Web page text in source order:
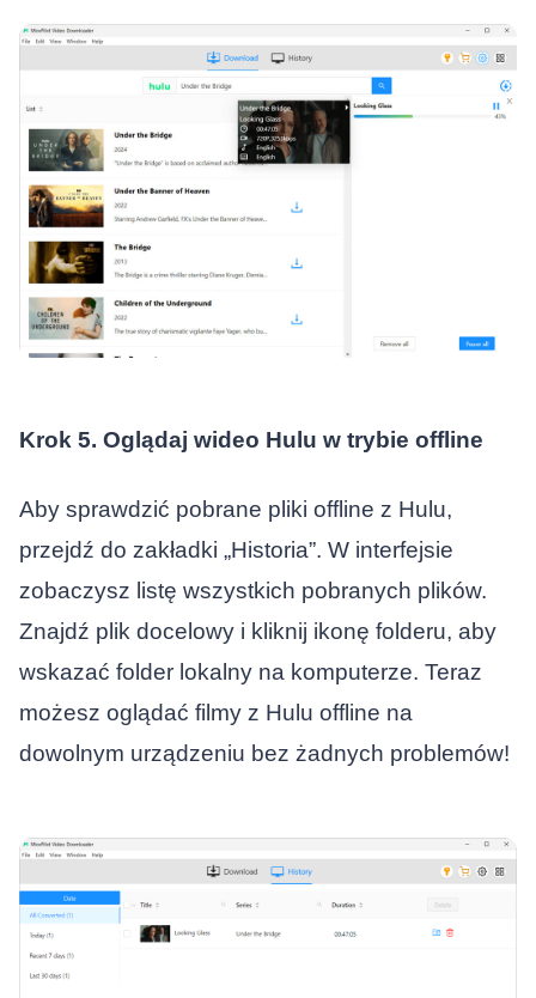
Krok 5. Oglądaj wideo Hulu w trybie offline
Aby sprawdzić pobrane pliki offline z Hulu,
przejdź do zakładki „Historia”. W interfejsie
zobaczysz listę wszystkich pobranych plików.
Znajdź plik docelowy i kliknij ikonę folderu, aby
wskazać folder lokalny na komputerze. Teraz
możesz oglądać filmy z Hulu offline na
dowolnym urządzeniu bez żadnych problemów!